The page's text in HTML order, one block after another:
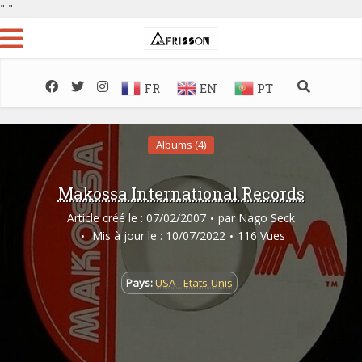
" "
FR EN PT
Albums (4)
Makossa International Records
Article créé le : 07/02/2007 par Nago Seck
Mis à jour le : 10/07/2022
116 Vues
Pays:USA - Etats-Unis